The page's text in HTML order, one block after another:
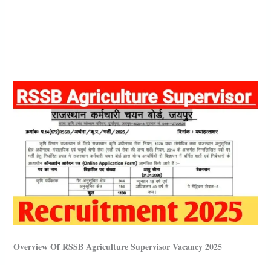
Overview Of RSSB Agriculture Supervisor Vacancy 2025